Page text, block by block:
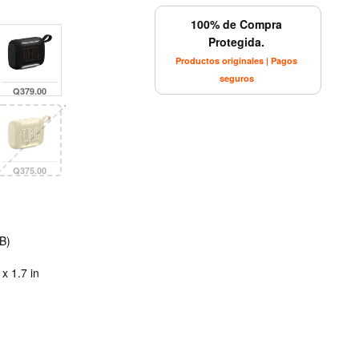
Q379.00
Q375.00
1.7 in
100% de Compra
Protegida.
Productos originales | Pagos
seguros